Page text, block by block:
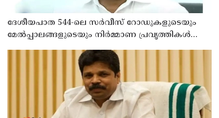
ദേശീയപാത 544-ലെ സർവീസ് റോഡുകളുടെയും
മേൽപ്പാലങ്ങളുടെയും നിർമ്മാണ പ്രവൃത്തികൾ
അടിയന്തരമായി പൂർത്തിയാക്കണം ; നിതിൻ
ഗഡ്കരിയുമായി കൂടിക്കാഴ്ച നടത്തി കെ.
രാധാകൃഷ്ണൻ എം.പി